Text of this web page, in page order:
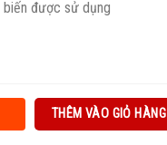
được sử dụng
THÊM VÀO GIỎ HÀNG